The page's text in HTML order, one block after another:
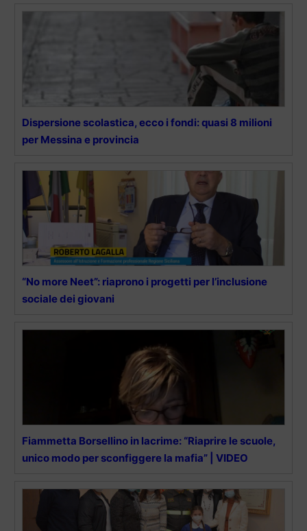
Dispersione scolastica, ecco i fondi: quasi 8 milioni
per Messina e provincia
“No more Neet”: riaprono i progetti per l’inclusione
sociale dei giovani
Fiammetta Borsellino in lacrime: “Riaprire le scuole,
unico modo per sconfiggere la mafia” | VIDEO